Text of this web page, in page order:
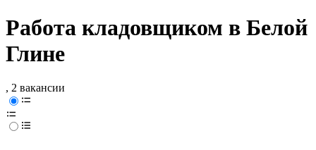
Работа кладовщиком в Белой
Глине
, 2 вакансии